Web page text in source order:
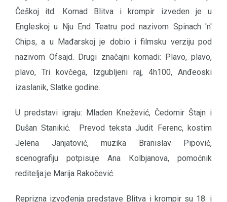
Češkoj itd. Кomad Blitva i krompir izveden je u
Engleskoj u Nju End Teatru pod nazivom Spinach 'n'
Chips, a u Mađarskoj je dobio i filmsku verziju pod
nazivom Ofsajd. Drugi značajni komadi: Plavo, plavo,
plavo, Tri kovčega, Izgubljeni raj, 4h100, Anđeoski
izaslanik, Slatke godine.
U predstavi igraju: Mladen Кnežević, Čedomir Štajn i
Dušan Stanikić. Prevod teksta Judit Ferenc, kostim
Jelena Janjatović, muzika Branislav Pipović,
scenografiju potpisuje Ana Кolbjanova, pomoćnik
reditelja:je Marija Rakočević.
Reprizna izvođenja predstave Blitva i krompir su 18. i